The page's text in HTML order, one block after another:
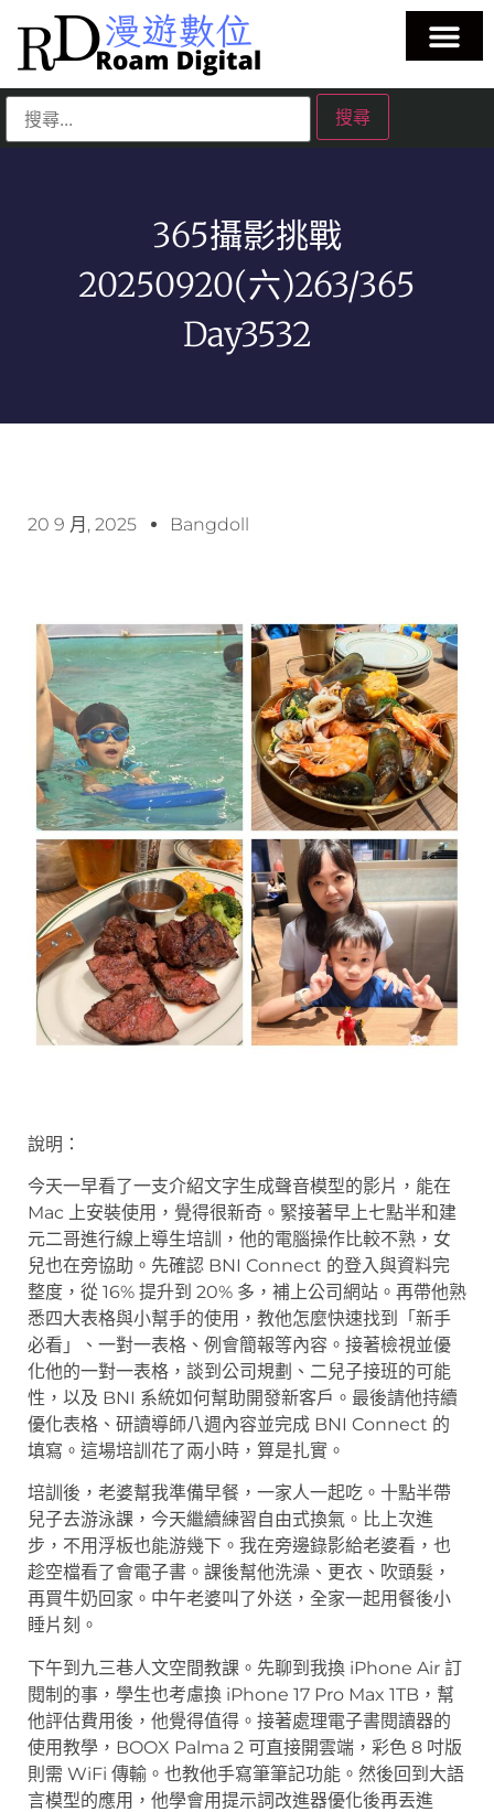
365攝影挑戰
20250920(六)263/365
Day3532
20 9 月, 2025 Bangdoll
說明：
今天一早看了一支介紹文字生成聲音模型的影片，能在
Mac 上安裝使用，覺得很新奇。緊接著早上七點半和建
元二哥進行線上導生培訓，他的電腦操作比較不熟，女
兒也在旁協助。先確認 BNI Connect 的登入與資料完
整度，從 16% 提升到 20% 多，補上公司網站。再帶他熟
悉四大表格與小幫手的使用，教他怎麼快速找到「新手
必看」、一對一表格、例會簡報等內容。接著檢視並優
化他的一對一表格，談到公司規劃、二兒子接班的可能
性，以及 BNI 系統如何幫助開發新客戶。最後請他持續
優化表格、研讀導師八週內容並完成 BNI Connect 的
填寫。這場培訓花了兩小時，算是扎實。
培訓後，老婆幫我準備早餐，一家人一起吃。十點半帶
兒子去游泳課，今天繼續練習自由式換氣。比上次進
步，不用浮板也能游幾下。我在旁邊錄影給老婆看，也
趁空檔看了會電子書。課後幫他洗澡、更衣、吹頭髮，
再買牛奶回家。中午老婆叫了外送，全家一起用餐後小
睡片刻。
下午到九三巷人文空間教課。先聊到我換 iPhone Air 訂
閱制的事，學生也考慮換 iPhone 17 Pro Max 1TB，幫
他評估費用後，他覺得值得。接著處理電子書閱讀器的
使用教學，BOOX Palma 2 可直接開雲端，彩色 8 吋版
則需 WiFi 傳輸。也教他手寫筆筆記功能。然後回到大語
言模型的應用，他學會用提示詞改進器優化後再丟進